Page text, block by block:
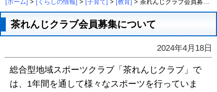
[ホーム] > [くらしの情報] > [子育て] > [教育] > 茶れんじクラブ会員募集について
茶れんじクラブ会員募集について
2024年4月18日
総合型地域スポーツクラブ「茶れんじクラブ」で
は、1年間を通して様々なスポーツを行っていま